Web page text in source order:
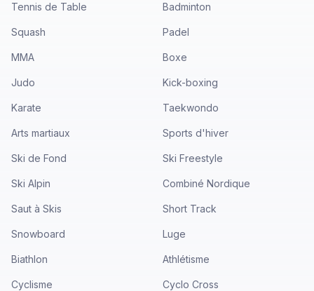
Tennis de Table Badminton
Squash Padel
MMA Boxe
Judo Kick-boxing
Karate Taekwondo
Arts martiaux Sports d'hiver
Ski de Fond Ski Freestyle
Ski Alpin Combiné Nordique
Saut à Skis Short Track
Snowboard Luge
Biathlon Athlétisme
Cyclisme Cyclo Cross